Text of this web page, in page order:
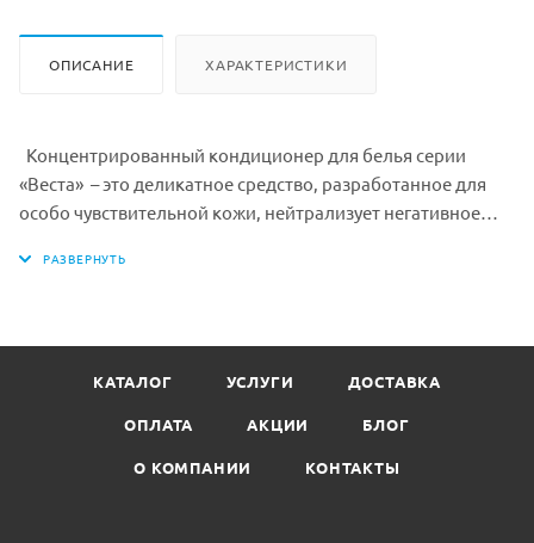
ОПИСАНИЕ ХАРАКТЕРИСТИКИ
Концентрированный кондиционер для белья серии
«Веста» – это деликатное средство, разработанное для
особо чувствительной кожи, нейтрализует негативное
Смягчающие вещества, полученные из природных
После стирки белье хорошо впитывает влагу,
Предназначен для ухода за любыми типами тканей.
КАТАЛОГ УСЛУГИ ДОСТАВКА
ОПЛАТА АКЦИИ БЛОГ
О КОМПАНИИ КОНТАКТЫ